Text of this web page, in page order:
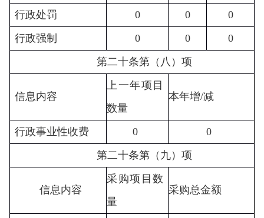
行政处罚
0 0
0
行政强制
0 0
0
第二十条第（八）项
信息内容
上一年项目
数量
本年增/减
行政事业性收费 0
0
第二十条第（九）项
信息内容
采购项目数
量
采购总金额